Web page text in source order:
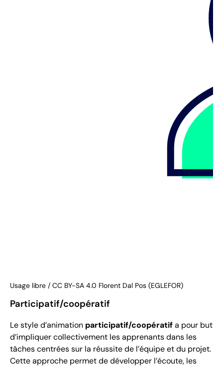
Usage libre / CC BY-SA 4.0 Florent Dal Pos (EGLEFOR)
Participatif/coopératif
Le style d’animation participatif/coopératifa pour but
d’impliquer collectivement les apprenants dans les
tâches centrées sur la réussite de l’équipe et du projet.
Cette approche permet de développer l’écoute, les